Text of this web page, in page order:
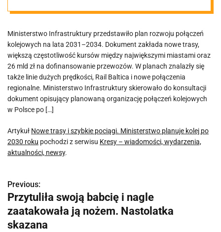
2030 roku
Ministerstwo Infrastruktury przedstawiło plan rozwoju połączeń
kolejowych na lata 2031–2034. Dokument zakłada nowe trasy,
większą częstotliwość kursów między największymi miastami oraz
26 mld zł na dofinansowanie przewozów. W planach znalazły się
także linie dużych prędkości, Rail Baltica i nowe połączenia
regionalne. Ministerstwo Infrastruktury skierowało do konsultacji
dokument opisujący planowaną organizację połączeń kolejowych
w Polsce po […]
Artykuł Nowe trasy i szybkie pociągi. Ministerstwo planuje kolej po
2030 roku pochodzi z serwisu Kresy – wiadomości, wydarzenia,
aktualności, newsy.
N
a
w
Previous:
Przytuliła swoją babcię i nagle
zaatakowała ją nożem. Nastolatka
skazana